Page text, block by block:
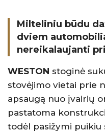
Milteliniu būdu
dviem
nereikalaujanti
WESTON stoginė
stovėjimo vietai prie
apsaugą nuo įvairių
pastatoma
todėl pasižymi